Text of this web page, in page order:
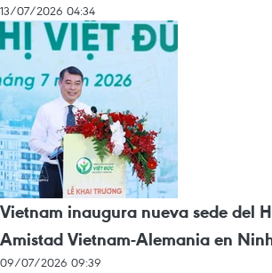
13/07/2026 04:34
Vietnam inaugura nueva sede del
Amistad Vietnam-Alemania en
09/07/2026 09:39